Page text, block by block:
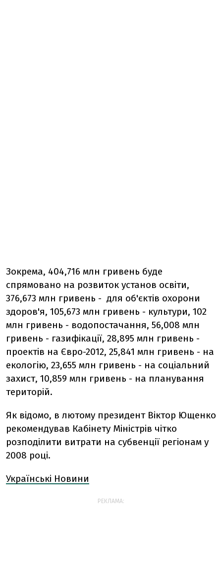
Зокрема, 404,716 млн гривень буде
спрямовано на розвиток установ освіти,
376,673 млн гривень - для об'єктів охорони
здоров'я, 105,673 млн гривень - культури, 102
млн гривень - водопостачання, 56,008 млн
гривень - газифікації, 28,895 млн гривень -
проектів на Євро-2012, 25,841 млн гривень - на
екологію, 23,655 млн гривень - на соціальний
захист, 10,859 млн гривень - на планування
територій.
Як відомо, в лютому президент Віктор Ющенко
рекомендував Кабінету Міністрів чітко
розподілити витрати на субвенції регіонам у
2008 році.
Українські Новини
РЕКЛАМА: